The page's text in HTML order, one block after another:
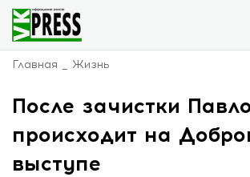
Главная Жизнь
После зачистки
происходит на
выступе